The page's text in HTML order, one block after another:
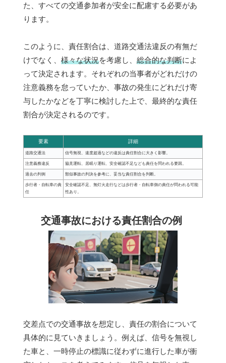
た、すべての交通参加者が安全に配慮する必要があ
ります。
このように、責任割合は、道路交通法違反の有無だ
けでなく、 様々な状況を考慮し、 総合的な判断によ
って決定されます。それぞれの当事者がどれだけの
注意義務を怠っていたか、事故の発生にどれだけ寄
与したかなどを丁寧に検討した上で、最終的な責任
割合が決定されるのです。
要素 詳細
道路交通法 信号無視、速度超過などの違反は責任割合に大きく影響。
注意義務違反 脇見運転、居眠り運転、安全確認不足なども責任を問われる要因。
過去の判例 類似事故の判決を参考に、妥当な責任割合を判断。
歩行者・自転車の責
任
安全確認不足、無灯火走行などは歩行者・自転車側の責任が問われる可能
性あり。
交通事故における責任割合の例
交差点での交通事故を想定し、責任の割合について
具体的に見ていきましょう。例えば、信号を無視し
た車と、一時停止の標識に従わずに進行した車が衝